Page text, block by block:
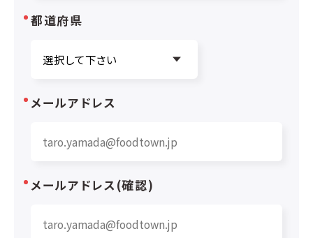
都道府県
メールアドレス
メールアドレス(確認)